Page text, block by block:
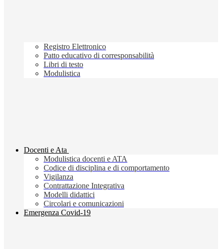
Registro Elettronico
Patto educativo di corresponsabilità
Libri di testo
Modulistica
Docenti e Ata
Modulistica docenti e ATA
Codice di disciplina e di comportamento
Vigilanza
Contrattazione Integrativa
Modelli didattici
Circolari e comunicazioni
Emergenza Covid-19